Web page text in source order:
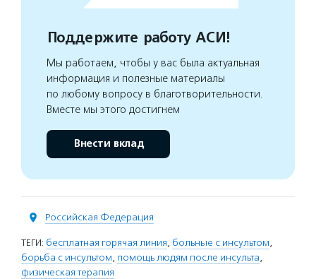
Поддержите работу АСИ!
Мы работаем, чтобы у вас была актуальная
информация и полезные материалы
по любому вопросу в благотворительности.
Вместе мы этого достигнем
Внести вклад
Российская Федерация
ТЕГИ: бесплатная горячая линия, больные с инсультом,
борьба с инсультом, помощь людям после инсульта,
физическая терапия